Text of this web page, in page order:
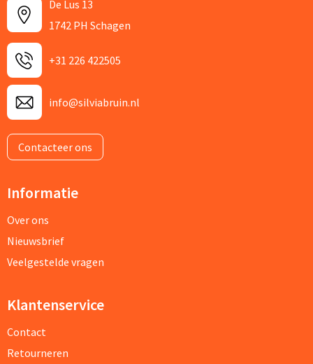
De Lus 13
1742 PH Schagen
+31 226 422505
info@silviabruin.nl
Contacteer ons
Informatie
Over ons
Nieuwsbrief
Veelgestelde vragen
Klantenservice
Contact
Retourneren